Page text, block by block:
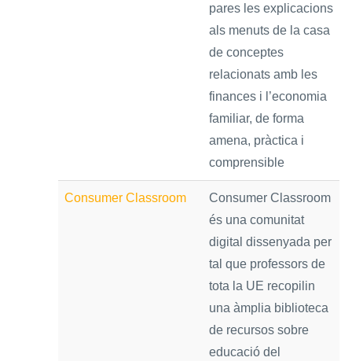
pares les explicacions
als menuts de la casa
de conceptes
relacionats amb les
finances i l’economia
familiar, de forma
amena, pràctica i
comprensible
Consumer Classroom
Consumer Classroom
és una comunitat
digital dissenyada per
tal que professors de
tota la UE recopilin
una àmplia biblioteca
de recursos sobre
educació del